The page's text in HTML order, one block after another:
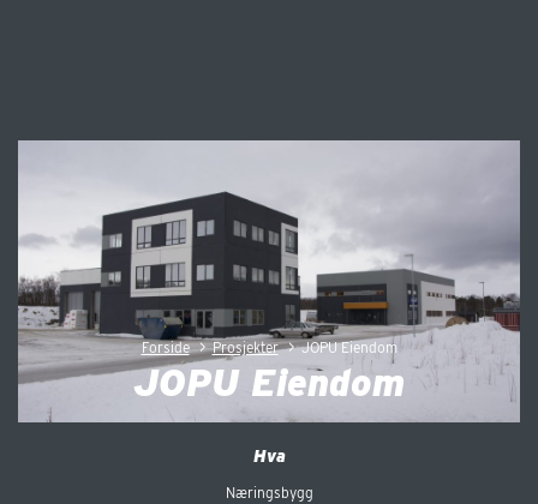
Forside > Prosjekter > JOPU Eiendom
JOPU Eiendom
Hva
Næringsbygg